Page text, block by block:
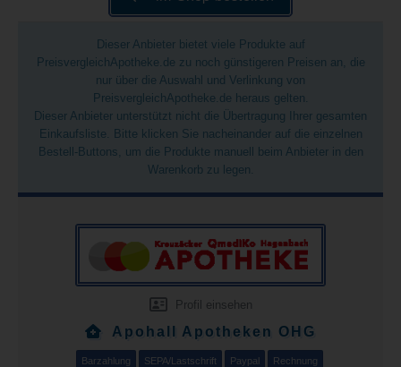
Dieser Anbieter bietet viele Produkte auf
PreisvergleichApotheke.de zu noch günstigeren Preisen an, die
nur über die Auswahl und Verlinkung von
PreisvergleichApotheke.de heraus gelten.
Dieser Anbieter unterstützt nicht die Übertragung Ihrer gesamten
Einkaufsliste. Bitte klicken Sie nacheinander auf die einzelnen
Bestell-Buttons, um die Produkte manuell beim Anbieter in den
Warenkorb zu legen.
Profil einsehen
Apohall Apotheken OHG
Barzahlung SEPA/Lastschrift Paypal Rechnung